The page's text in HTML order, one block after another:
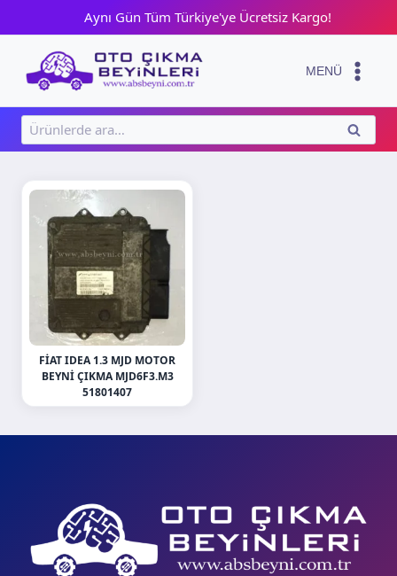
content
Aynı Gün Tüm Türkiye'ye Ücretsiz Kargo!
MENÜ
Ara:
ARA
FIAT IDEA 1.3 MJD MOTOR
BEYNI ÇIKMA MJD6F3.M3
51801407